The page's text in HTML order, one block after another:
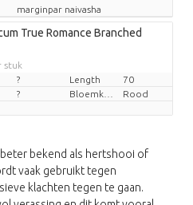
marginpar naivasha
True Romance Branched
stuk
? Length
70
? Rood
bekend als hertshooi of
vaak gebruikt tegen
klachten tegen te gaan.